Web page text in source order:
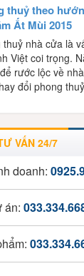
thuỷ theo
Ất Mùi 2015
thuỷ nhà cửa là
Việt coi trọng.
rước lộc về
đổi phong
VẤN 24/7
doanh:
án: